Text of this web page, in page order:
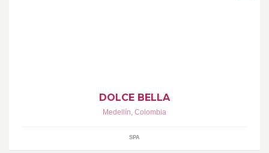
DOLCE BELLA
Medellín, Colombia
SPA